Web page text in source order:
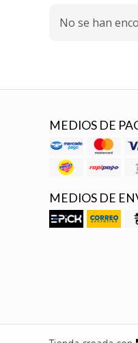
No se han
MEDIOS DE
MEDIOS DE